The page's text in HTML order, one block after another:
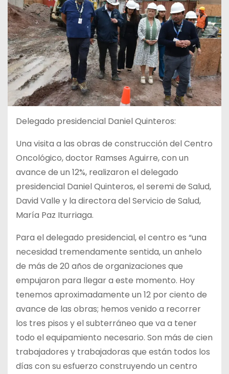
Delegado presidencial Daniel Quinteros:
Una visita a las obras de construcción del Centro
Oncológico, doctor Ramses Aguirre, con un
avance de un 12%, realizaron el delegado
presidencial Daniel Quinteros, el seremi de Salud,
David Valle y la directora del Servicio de Salud,
María Paz Iturriaga.
Para el delegado presidencial, el centro es “una
necesidad tremendamente sentida, un anhelo
de más de 20 años de organizaciones que
empujaron para llegar a este momento. Hoy
tenemos aproximadamente un 12 por ciento de
avance de las obras; hemos venido a recorrer
los tres pisos y el subterráneo que va a tener
todo el equipamiento necesario. Son más de cien
trabajadores y trabajadoras que están todos los
días con su esfuerzo construyendo un centro